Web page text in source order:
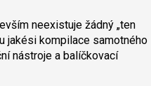
neexistuje žádný „ten
jakési kompilace samotného
nástroje a balíčkovací